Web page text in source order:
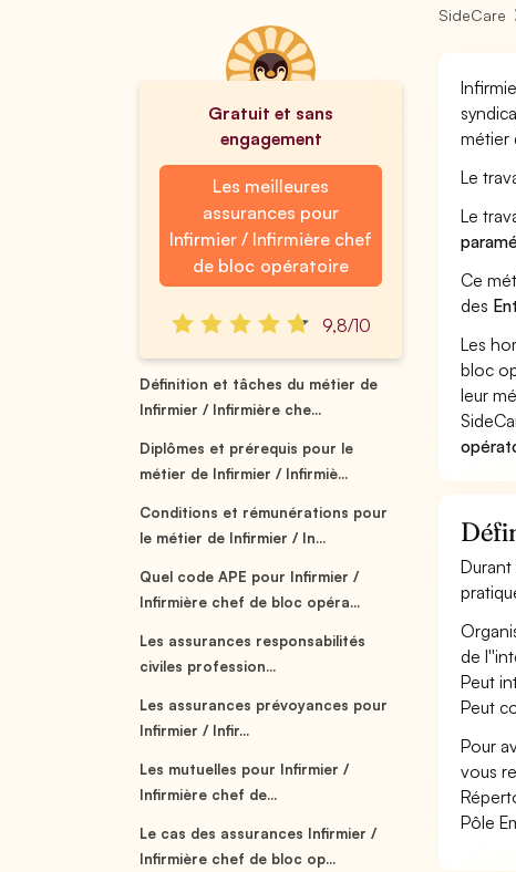
Gratuit et sans
engagement
Les meilleures
assurances pour
Infirmier / Infirmière chef
de bloc opératoire
9,8/10
Définition et tâches du métier de
Infirmier / Infirmière che...
Diplômes et prérequis pour le
métier de Infirmier / Infirmiè...
Conditions et rémunérations pour
le métier de Infirmier / In...
Quel code APE pour Infirmier /
Infirmière chef de bloc opéra...
Les assurances responsabilités
civiles profession...
Les assurances prévoyances pour
Infirmier / Infir...
Les mutuelles pour Infirmier /
Infirmière chef de...
Le cas des assurances Infirmier /
Infirmière chef de bloc op...
SideCare
métier
Le
Le
Ce
des
Les
bloc
leur
de
Peut
Peut
Pour
vous
Pôle